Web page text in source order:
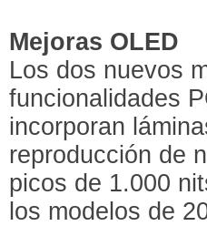
Mejoras OLED
Los dos nuevos
funcionalidades
incorporan
reproducción de
picos de 1.000
los modelos de